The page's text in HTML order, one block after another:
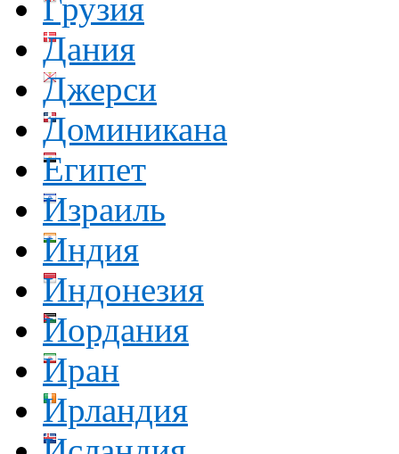
Грузия
Дания
Джерси
Доминикана
Египет
Израиль
Индия
Индонезия
Иордания
Иран
Ирландия